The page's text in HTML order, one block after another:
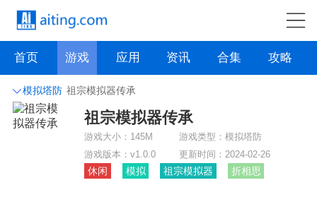
首页 游戏 应用 资讯 合集 攻略
模拟塔防 祖宗模拟器传承
角色扮演 动作格斗 枪战射击
音乐舞蹈 模拟塔防 体育竞技
祖宗模拟器传承
游戏大小： 145M 游戏类型：模拟塔防
游戏版本：v1.0.0 更新时间：2024-02-26
休闲 模拟 祖宗模拟器 折相思